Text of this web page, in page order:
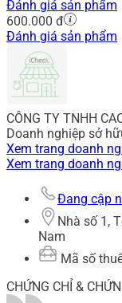
Đánh giá sản phẩm
600.000 đ
Đánh giá sản phẩm
CÔNG TY TNHH
Doanh nghiệp sở
Xem trang doanh
Xem trang doanh
Đang cập
Nhà số 1,
Nam
Mã số
CHỨNG CHỈ &